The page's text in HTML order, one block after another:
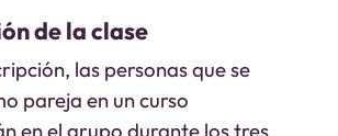
de la clase
las personas que se
pareja en un curso
en el grupo durante los tres